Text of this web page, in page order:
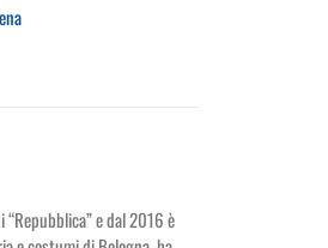
e dal 2016 è